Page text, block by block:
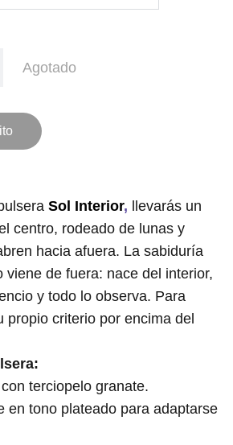
Agotado
Sol Interior, llevarás un
centro, rodeado de lunas y
hacia afuera. La sabiduría
viene de fuera: nace del interior,
y todo lo observa. Para
propio criterio por encima del
terciopelo granate.
en tono plateado para adaptarse